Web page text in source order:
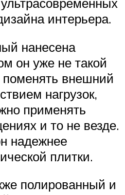
интерьера.
нанесена
он уже не такой
поменять внешний
нагрузок,
применять
и то не везде.
надежнее
плитки.
полированный и